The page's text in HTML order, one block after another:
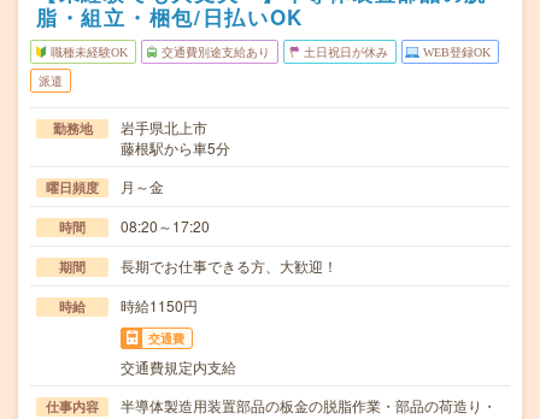
脂・組立・梱包/日払いOK
職種未経験OK 交通費別途支給あり 土日祝日が休み WEB登録OK
派遣
勤務地
岩手県北上市
藤根駅から車5分
曜日頻度 月～金
時間 08:20～17:20
期間 長期でお仕事できる方、大歓迎！
時給 時給1150円
交通費
交通費規定内支給
仕事内容
半導体製造用装置部品の板金の脱脂作業・部品の荷造り・